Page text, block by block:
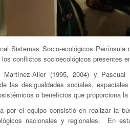
Sistemas Socio-ecológicos
conflictos socioecológicos presentes
Martínez-Alier (1995, 2004) y
las desigualdades sociales,
o beneficios que proporciona la
por el equipo consistió en realizar la
nacionales y regionales. En